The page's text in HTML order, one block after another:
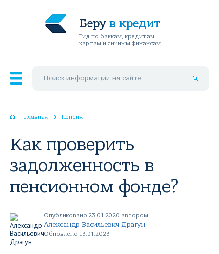
Беру в кредит
Гид по банкам, кредитам,
картам и личным финансам
Главная Пенсия
Как проверить
задолженность в
пенсионном фонде?
Опубликовано 23.01.2020 автором
Александр Васильевич Драгун
Обновлено 13.01.2023